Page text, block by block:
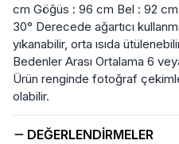
cm Göğüs : 96 cm Bel : 92
30° Derecede ağartıcı
yıkanabilir, orta ısıda
Bedenler Arası Ortalama 6
Ürün renginde fotoğraf
olabilir.
DEĞERLENDIRMELER